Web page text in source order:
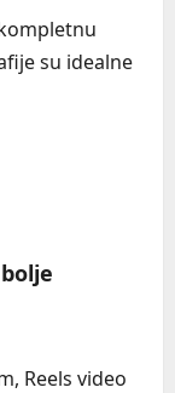
su idealne
Reels video